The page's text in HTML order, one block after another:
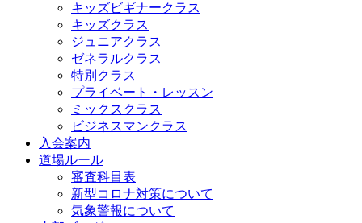
キッズビギナークラス
キッズクラス
ジュニアクラス
ゼネラルクラス
特別クラス
プライベート・レッスン
ミックスクラス
ビジネスマンクラス
入会案内
道場ルール
審査科目表
新型コロナ対策について
気象警報について